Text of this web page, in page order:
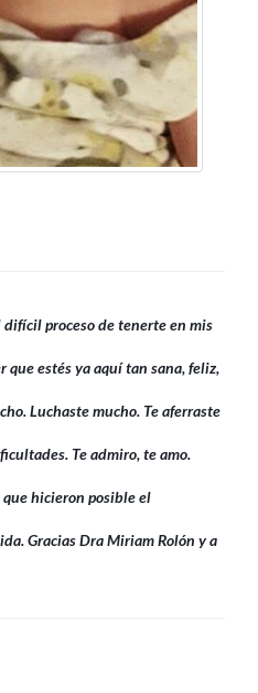
proceso de tenerte en mis
que estés ya aquí tan sana, feliz,
Luchaste mucho. Te aferraste
Te admiro, te amo.
que hicieron posible el
Gracias Dra Miriam Rolón y a